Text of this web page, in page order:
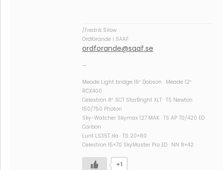
/Fredrik Silow
Ordförande i SAAF
ordforande@saaf.se
—
Meade Light bridge 16″ Dobson · Meade 12″
RCX400
Celestron 8″ SCT StarBright XLT · TS Newton
150/750 Photon
Sky-Watcher Skymax 127 MAK · TS AP 70/420 ED
Carbon
Lunt LS35T Ha · TS 20×80
Celestron 15×70 SkyMaster Pro ED · NN 8×42
+1